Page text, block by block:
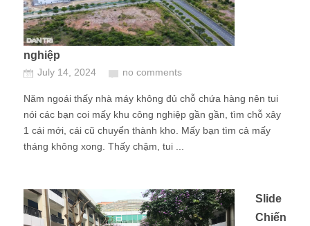
nghiệp
July 14, 2024 no comments
Năm ngoái thấy nhà máy không đủ chỗ chứa hàng nên tui
nói các bạn coi mấy khu công nghiệp gần gần, tìm chỗ xây
1 cái mới, cái cũ chuyển thành kho. Mấy bạn tìm cả mấy
tháng không xong. Thấy chậm, tui ...
Slide
Chiến